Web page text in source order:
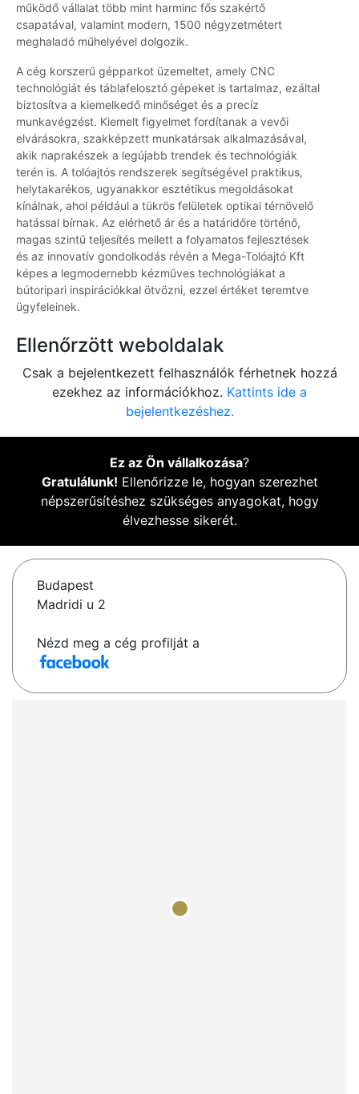
működő vállalat több mint harminc fős szakértő
csapatával, valamint modern, 1500 négyzetmétert
meghaladó műhelyével dolgozik.
A cég korszerű gépparkot üzemeltet, amely CNC
technológiát és táblafelosztó gépeket is tartalmaz, ezáltal
biztosítva a kiemelkedő minőséget és a precíz
munkavégzést. Kiemelt figyelmet fordítanak a vevői
elvárásokra, szakképzett munkatársak alkalmazásával,
akik naprakészek a legújabb trendek és technológiák
terén is. A tolóajtós rendszerek segítségével praktikus,
helytakarékos, ugyanakkor esztétikus megoldásokat
kínálnak, ahol például a tükrös felületek optikai térnövelő
hatással bírnak. Az elérhető ár és a határidőre történő,
magas szintű teljesítés mellett a folyamatos fejlesztések
és az innovatív gondolkodás révén a Mega-Tolóajtó Kft
képes a legmodernebb kézműves technológiákat a
bútoripari inspirációkkal ötvözni, ezzel értéket teremtve
ügyfeleinek.
Ellenőrzött weboldalak
Csak a bejelentkezett felhasználók férhetnek hozzá
ezekhez az információkhoz. Kattints ide a
bejelentkezéshez.
Ez az Ön vállalkozása?
Gratulálunk! Ellenőrizze le, hogyan szerezhet
népszerűsítéshez szükséges anyagokat, hogy
élvezhesse sikerét.
Budapest
Madridi u 2
Nézd meg a cég profilját a